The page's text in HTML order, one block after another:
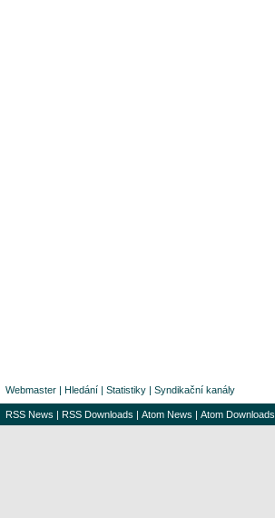
Webmaster | Hledání | Statistiky | Syndikační kanály
RSS News | RSS Downloads | Atom News | Atom Downloads